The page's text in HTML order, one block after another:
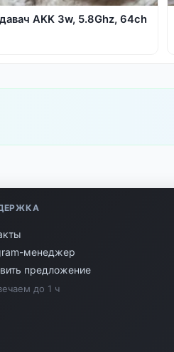
AKK 3w, 5.8Ghz, 64ch
менеджер
предложение
до 1 ч